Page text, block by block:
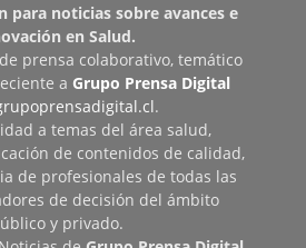
para noticias sobre avances e
en Salud.
prensa colaborativo, temático
a Grupo Prensa Digital
.
a temas del área salud,
de contenidos de calidad,
de profesionales de todas las
de decisión del ámbito
y privado.